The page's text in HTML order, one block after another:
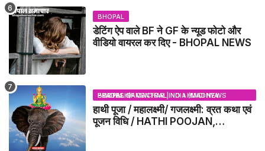
BHOPAL
डेटिंग ऐप वाले BF ने GF के न्यूड फोटो और
वीडियो वायरल कर दिए - BHOPAL NEWS
BHOPAL SAMACHAR | NO 1 HINDI NEWS PORTAL OF CENTRAL INDIA (MADHYA PRADESH)
हाथी पूजा / महालक्ष्मी/ गजलक्ष्मी: व्रत कथा एवं
पूजन विधि / HATHI POOJAN,